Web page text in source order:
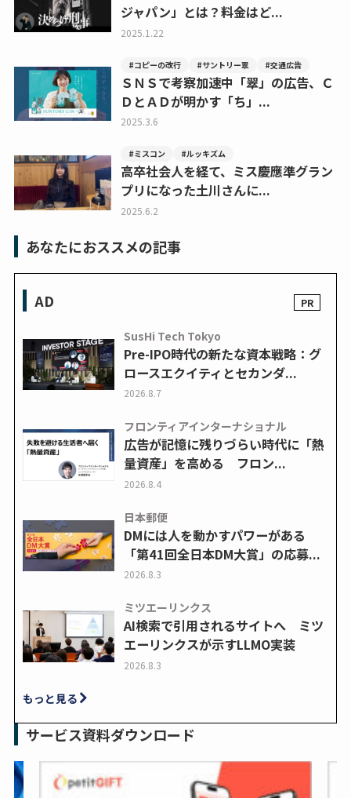
ジャパン」とは？料金はど...
2025.1.22
#コピーの改行 #サントリー翠 #交通広告
ＳＮＳで考察加速中「翠」の広告、Ｃ
ＤとＡＤが明かす「ち」...
2025.3.6
#ミスコン #ルッキズム
高卒社会人を経て、ミス慶應準グラン
プリになった土川さんに...
2025.6.2
あなたにおススメの記事
AD
SusHi Tech Tokyo
Pre-IPO時代の新たな資本戦略：グ
ロースエクイティとセカンダ...
2026.8.7
フロンティアインターナショナル
広告が記憶に残りづらい時代に「熱
量資産」を高める フロン...
2026.8.4
日本郵便
DMには人を動かすパワーがある
「第41回全日本DM大賞」の応募...
2026.8.3
ミツエーリンクス
AI検索で引用されるサイトへ ミツ
エーリンクスが示すLLMO実装
2026.8.3
もっと見る
サービス資料ダウンロード